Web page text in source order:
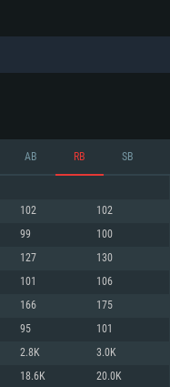
SISTEMA
mais recente
do Linux de 64bit
AB RB SB
102 102
99 100
127 130
101 106
166 175
95 101
2.8K 3.0K
18.6K 20.0K